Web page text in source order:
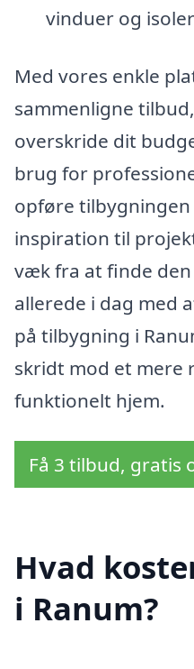
vinduer og
Med vores enkle
sammenligne
overskride dit
brug for
opføre
inspiration til
væk fra at finde
allerede i dag med
på tilbygning i
skridt mod et mere
funktionelt hjem.
Få 3 tilbud, gratis
Hvad
i Ranum?